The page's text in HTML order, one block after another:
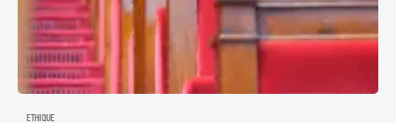
ETHIQUE